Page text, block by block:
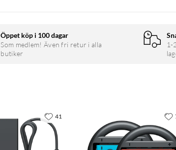
Öppet köp i 100 dagar
Som medlem! Även fri retur i alla
butiker
1-
41